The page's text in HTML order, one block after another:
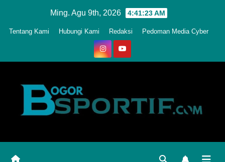
Ming. Agu 9th, 2026 4:41:26 AM
Tentang Kami Hubungi Kami Redaksi Pedoman Media Cyber